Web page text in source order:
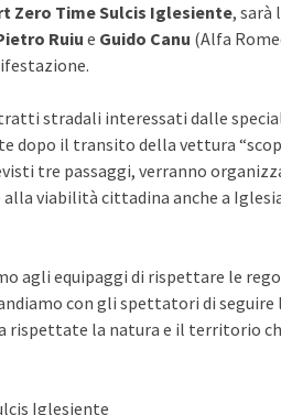
Zero Time Sulcis Iglesiente, sarà
Ruiue Guido Canu (Alfa
stradali interessati dalle
dopo il transito della vettura
tre passaggi, verranno
viabilità cittadina anche a
agli equipaggi di rispettare le
con gli spettatori di
rispettate la natura e il territorio
Iglesiente